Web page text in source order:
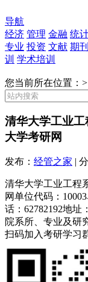
导航
经济 管理 金融 统
专业 投资 文献 期刊
训 学术培训
您当前所在位置：>
清华大学工业
大学考研网
发布： 经管之家 |
清华大学工业工程
网单位代码：
话：62782192地址
院系所、专业及研
扫码加入考研学习